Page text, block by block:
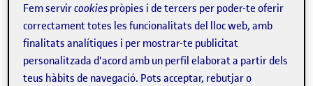
futbol s'ha transformat i adaptat al llarg dels anys, i ara
no només se'n pot gaudir a la gespa.
De fet, la FIFA va presentar diverses experiències per a la
Fem servircookies pròpies i de tercers per poder-te oferir
correctament totes les funcionalitats del lloc web, amb
finalitats analítiques i per mostrar-te publicitat
personalitzada d'acord amb un perfil elaborat a partir dels
teus hàbits de navegació. Pots acceptar, rebutjar o